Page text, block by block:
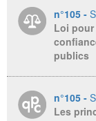
n°105 -
Loi pour
publics
n°105 -
Les